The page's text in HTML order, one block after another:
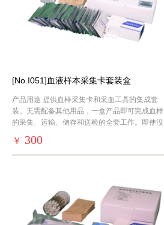
[No.I051]血液样本采集卡套装盒
产品用途 提供血样采集卡和采血工具的集成套
装。无需配备其他用品，一盒产品即可完成血样
的采集、运输、储存和送检的全套工作。即使没
步
￥ 300